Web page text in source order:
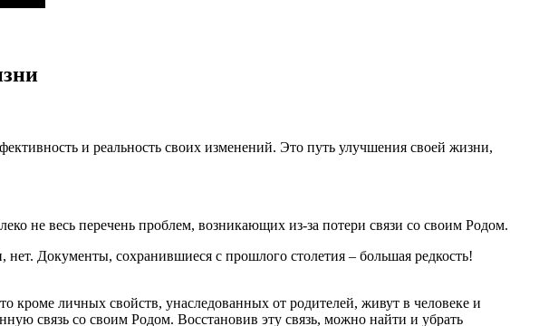
и реальность своих изменений. Это путь улучшения своей жизни,
не весь перечень проблем, возникающих из-за потери связи со своим Родом.
Документы, сохранившиеся с прошлого столетия – большая редкость!
кроме личных свойств, унаследованных от родителей, живут в человеке и
связь со своим Родом. Восстановив эту связь, можно найти и убрать